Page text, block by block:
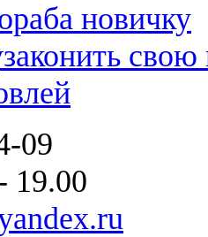
новичку
свою
09
19.00